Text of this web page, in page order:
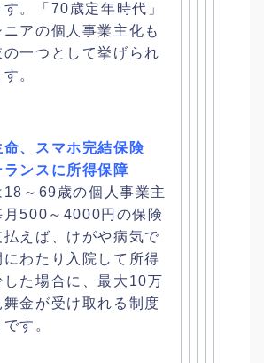
す。「70歳定年時代」
ニアの個人事業主化も
の一つとして挙げられ
す 。
命、スマホ完結保険
ランスに所得保障
18～69歳の個人事業主
月500～ 4000円の保険
えば、 けがや病気で
にわたり入院して所得
した場合に、最大10万
舞金が受け取れる制度
す。